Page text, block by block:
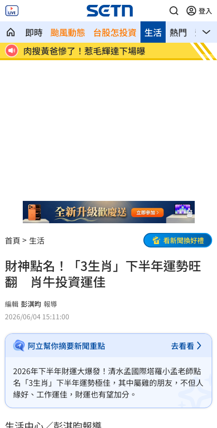
登入
即時 颱風動態 台股怎投資 熱門 影音
生活
肉搜黃爸慘了！惹毛輝達下場曝
川普
遊
首頁 生活 看新聞換好禮
財神點名！「3生肖」下半年運勢旺
翻 肖牛投資運佳
編輯 彭淇昀 報導
2026/06/04 15:11:00
阿立幫你摘要新聞重點 去看看
2026年下半年財運大爆發！清水孟國際塔羅小孟老師點
名「3生肖」下半年運勢極佳，其中屬雞的朋友，不但人
緣好、工作運佳，財運也有望加分。